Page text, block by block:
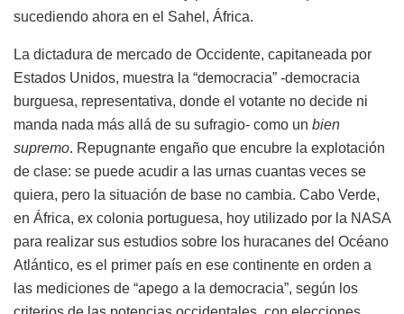
sucediendo ahora en el Sahel, África.
La dictadura de mercado de Occidente, capitaneada por
Estados Unidos, muestra la “democracia” -democracia
burguesa, representativa, donde el votante no decide ni
manda nada más allá de su sufragio- como un bien
supremo. Repugnante engaño que encubre la explotación
de clase: se puede acudir a las urnas cuantas veces se
quiera, pero la situación de base no cambia. Cabo Verde,
en África, ex colonia portuguesa, hoy utilizado por la NASA
para realizar sus estudios sobre los huracanes del Océano
Atlántico, es el primer país en ese continente en orden a
las mediciones de “apego a la democracia”, según los